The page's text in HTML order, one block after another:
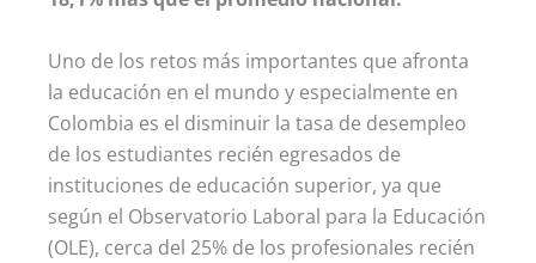
Uno de los retos más importantes que afronta
la educación en el mundo y especialmente en
Colombia es el disminuir la tasa de desempleo
de los estudiantes recién egresados de
instituciones de educación superior, ya que
según el Observatorio Laboral para la Educación
(OLE), cerca del 25% de los profesionales recién